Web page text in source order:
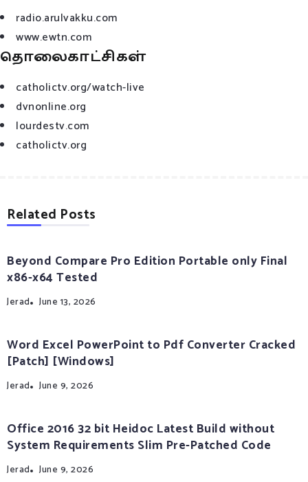
radio.arulvakku.com
www.ewtn.com
தொலைகாட்சிகள்
catholictv.org/watch-live
dvnonline.org
lourdestv.com
catholictv.org
Related Posts
Beyond Compare Pro Edition Portable only Final
x86-x64 Tested
Jerad June 13, 2026
Word Excel PowerPoint to Pdf Converter Cracked
[Patch] [Windows]
Jerad June 9, 2026
Office 2016 32 bit Heidoc Latest Build without
System Requirements Slim Pre-Patched Code
Jerad June 9, 2026